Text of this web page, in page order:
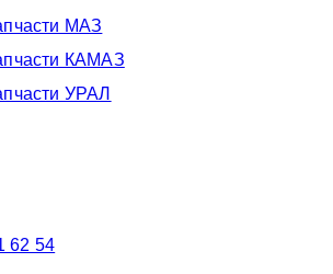
МАЗ
КАМАЗ
УРАЛ
62 54